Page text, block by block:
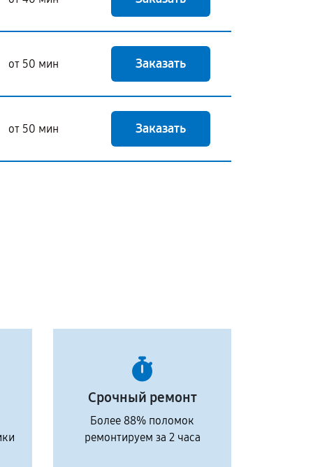
от 50 мин Заказать
от 50 мин Заказать
Срочный ремонт
Более 88% поломок
ремонтируем за 2 часа